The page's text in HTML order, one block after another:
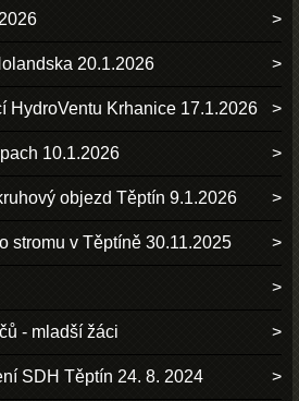
20.1.2026
HydroVentu Krhanice 17.1.2026
10.1.2026
objezd Těptín 9.1.2026
stromu v Těptíně 30.11.2025
- mladší žáci
SDH Těptín 24. 8. 2024